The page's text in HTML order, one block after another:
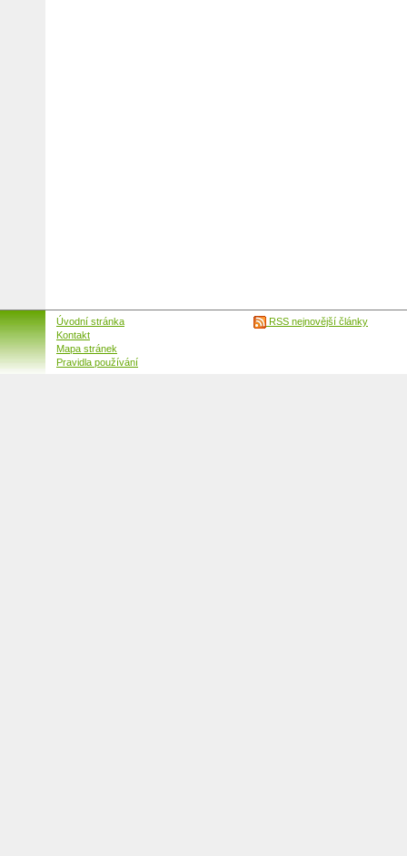
Úvodní stránka
Kontakt
Mapa stránek
Pravidla používání
RSS nejnovější články